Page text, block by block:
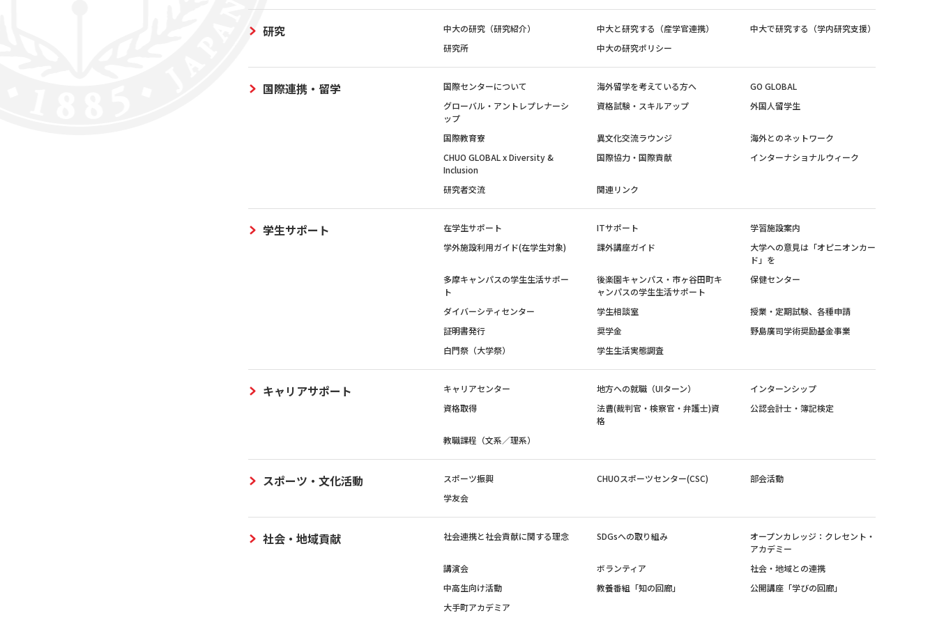
研究 中大の研究（研究紹介） 中大と研究する（産学官連携）
中大で研究する（学内研究支援）
研究所
中大の研究ポリシー
国際連携・留学 国際センターについて 海外留学を考えている方へ
GO GLOBAL
グローバル・アントレプレナーシ
ップ
資格試験・スキルアップ 外国人留学生
国際教育寮 異文化交流ラウンジ
海外とのネットワーク
CHUO GLOBAL x Diversity &
Inclusion
国際協力・国際貢献 インターナショナルウィーク
研究者交流 関連リンク
学生サポート 在学生サポート ITサポート
学習施設案内
学外施設利用ガイド(在学生対象)
課外講座ガイド
大学への意見は「オピニオンカー
ド」を
多摩キャンパスの学生生活サポー
ト
後楽園キャンパス・市ヶ谷田町キ
ャンパスの学生生活サポート
保健センター
ダイバーシティセンター 学生相談室
授業・定期試験、各種申請
証明書発行
奨学金
野島廣司学術奨励基金事業
白門祭（大学祭）
学生生活実態調査
キャリアサポート キャリアセンター 地方への就職（UIターン）
インターンシップ
資格取得
法曹(裁判官・検察官・弁護士)資
格
公認会計士・簿記検定
教職課程（文系／理系）
スポーツ・文化活動 スポーツ振興 CHUOスポーツセンター(CSC)
部会活動
学友会
社会・地域貢献 社会連携と社会貢献に関する理念 SDGsへの取り組み
オープンカレッジ：クレセント・
アカデミー
講演会
ボランティア
社会・地域との連携
中高生向け活動
教養番組「知の回廊」
公開講座「学びの回廊」
大手町アカデミア